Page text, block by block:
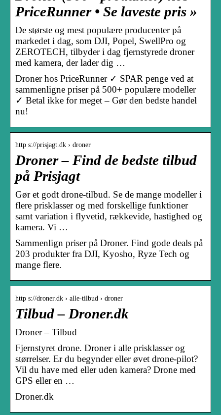
PriceRunner • Se laveste pris »
De største og mest populære producenter på
markedet i dag, som DJI, Popel, SwellPro og
ZEROTECH, tilbyder i dag fjernstyrede droner
med kamera, der lader dig …
Droner hos PriceRunner ✓ SPAR penge ved at
sammenligne priser på 500+ populære modeller
✓ Betal ikke for meget – Gør den bedste handel
nu!
http s://prisjagt.dk › droner
Droner – Find de bedste tilbud
på Prisjagt
Gør et godt drone-tilbud. Se de mange modeller i
flere prisklasser og med forskellige funktioner
samt variation i flyvetid, rækkevide, hastighed og
kamera. Vi …
Sammenlign priser på Droner. Find gode deals på
203 produkter fra DJI, Kyosho, Ryze Tech og
mange flere.
http s://droner.dk › alle-tilbud › droner
Tilbud – Droner.dk
Droner – Tilbud
Fjernstyret drone. Droner i alle prisklasser og
størrelser. Er du begynder eller øvet drone-pilot?
Vil du have med eller uden kamera? Drone med
GPS eller en …
Droner.dk